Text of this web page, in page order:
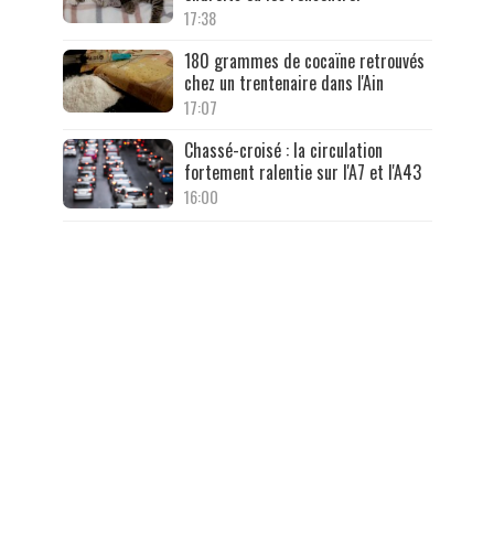
17:38
180 grammes de cocaïne retrouvés
chez un trentenaire dans l'Ain
17:07
Chassé-croisé : la circulation
fortement ralentie sur l'A7 et l'A43
16:00